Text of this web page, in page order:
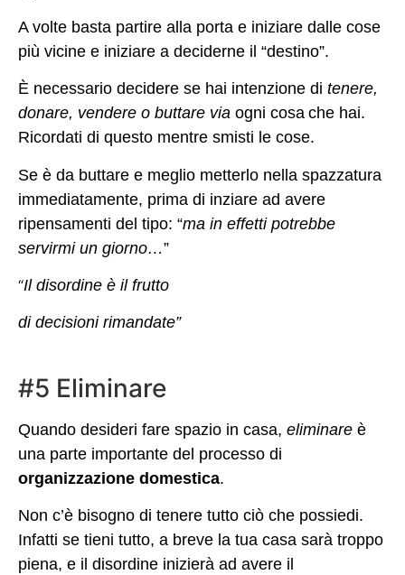
A volte basta partire alla porta e iniziare dalle cose
più vicine e iniziare a deciderne il “destino”.
È necessario decidere se hai intenzione di tenere,
donare, vendere o buttare via ogni cosa che hai.
Ricordati di questo mentre smisti le cose.
Se è da buttare e meglio metterlo nella spazzatura
immediatamente, prima di inziare ad avere
ripensamenti del tipo: “ma in effetti potrebbe
servirmi un giorno…”
“Il disordine è il frutto
di decisioni rimandate”
#5 Eliminare
Quando desideri fare spazio in casa, eliminare è
una parte importante del processo di
organizzazione domestica.
Non c’è bisogno di tenere tutto ciò che possiedi.
Infatti se tieni tutto, a breve la tua casa sarà troppo
piena, e il disordine inizierà ad avere il